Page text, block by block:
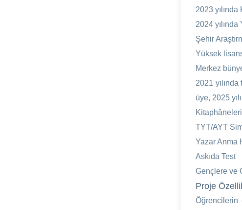
2023
2024
Şehir
Yüksek
Merkez
2021
üye, 2025
TYT/AYT
Yazar Anma
Askıda Test
Gençlere ve
Proje
Öğrencilerin